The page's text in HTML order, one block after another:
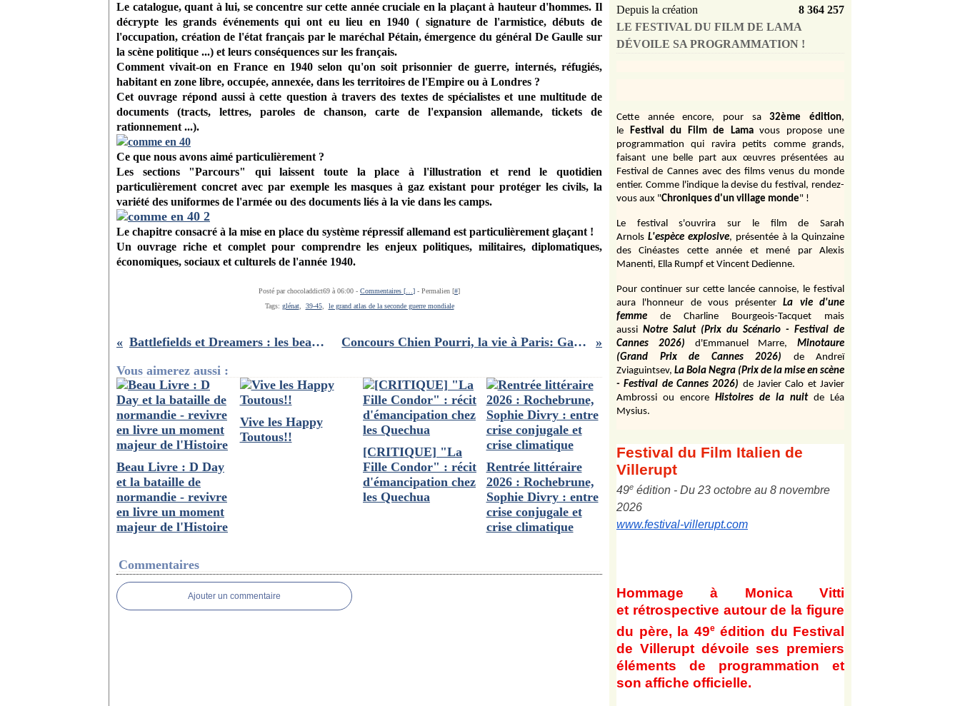
Le catalogue, quant à lui, se concentre sur cette année cruciale en la plaçant à hauteur d'hommes. Il
décrypte les grands événements qui ont eu lieu en 1940 ( signature de l'armistice, débuts de
l'occupation, création de l'état français par le maréchal Pétain, émergence du général De Gaulle sur
la scène politique ...) et leurs conséquences sur les français.
Comment vivait-on en France en 1940 selon qu'on soit prisonnier de guerre, internés, réfugiés,
habitant en zone libre, occupée, annexée, dans les territoires de l'Empire ou à Londres ?
Cet ouvrage répond aussi à cette question à travers des textes de spécialistes et une multitude de
documents (tracts, lettres, paroles de chanson, carte de l'expansion allemande, tickets de
rationnement ...).
Ce que nous avons aimé particulièrement ?
Les sections "Parcours" qui laissent toute la place à l'illustration et rend le quotidien
particulièrement concret avec par exemple les masques à gaz existant pour protéger les civils, la
variété des uniformes de l'armée ou des documents liés à la vie dans les camps.
Le chapitre consacré à la mise en place du système répressif allemand est particulièrement glaçant !
Un ouvrage riche et complet pour comprendre les enjeux politiques, militaires, diplomatiques,
économiques, sociaux et culturels de l'année 1940.
Posté par chocoladdict69 à 06:00 - Commentaires [ ] - Permalien [#]
Tags: glénat, 39-45, le grand atlas de la seconde guerre mondiale
Battlefields et Dreamers : les beaux livres-photos du photographe François-Marie Banier
Concours Chien Pourri, la vie à Paris: Gagnez des places pour voir un film d'animation pour toute la famille!
Vous aimerez aussi :
Beau Livre : D Day
et la bataille de
normandie - revivre
en livre un moment
majeur de l'Histoire
Vive les Happy
Toutous!!
[CRITIQUE] "La
Fille Condor" : récit
d'émancipation chez
les Quechua
Rentrée littéraire
2026 : Rochebrune,
Sophie Divry : entre
crise conjugale et
crise climatique
Commentaires
Ajouter un commentaire
Depuis la création
8 364 257
LE FESTIVAL DU FILM DE LAMA
DÉVOILE SA PROGRAMMATION !
Cette année encore, pour sa 32ème édition,
le Festival du Film de Lama vous propose une
programmation qui ravira petits comme grands,
faisant une belle part aux œuvres présentées au
Festival de Cannes avec des films venus du monde
entier. Comme l'indique la devise du festival, rendez-
vous aux "Chroniques d'un village monde" !
Le festival s'ouvrira sur le film de Sarah
Arnols L'espèce explosive, présentée à la Quinzaine
des Cinéastes cette année et mené par Alexis
Manenti, Ella Rumpf et Vincent Dedienne.
Pour continuer sur cette lancée cannoise, le festival
aura l'honneur de vous présenter
La vie d'une
femme
de Charline Bourgeois-Tacquet
mais
aussi Notre Salut (Prix du Scénario - Festival de
Cannes 2026)
d'Emmanuel Marre,
Minotaure
(Grand Prix de Cannes 2026)
de Andreï
Zviaguintsev, La Bola Negra (Prix de la mise en scène
- Festival de Cannes 2026) de Javier Calo et Javier
Ambrossi ou encore Histoires de la nuit de Léa
Mysius.
Festival du Film Italien de
Villerupt
49e édition - Du 23 octobre au 8 novembre
2026
www.festival-villerupt.com
Hommage à Monica Vitti
et rétrospective autour de la figure
du père, la 49e édition du Festival
de Villerupt dévoile ses premiers
éléments de programmation et
son affiche officielle.